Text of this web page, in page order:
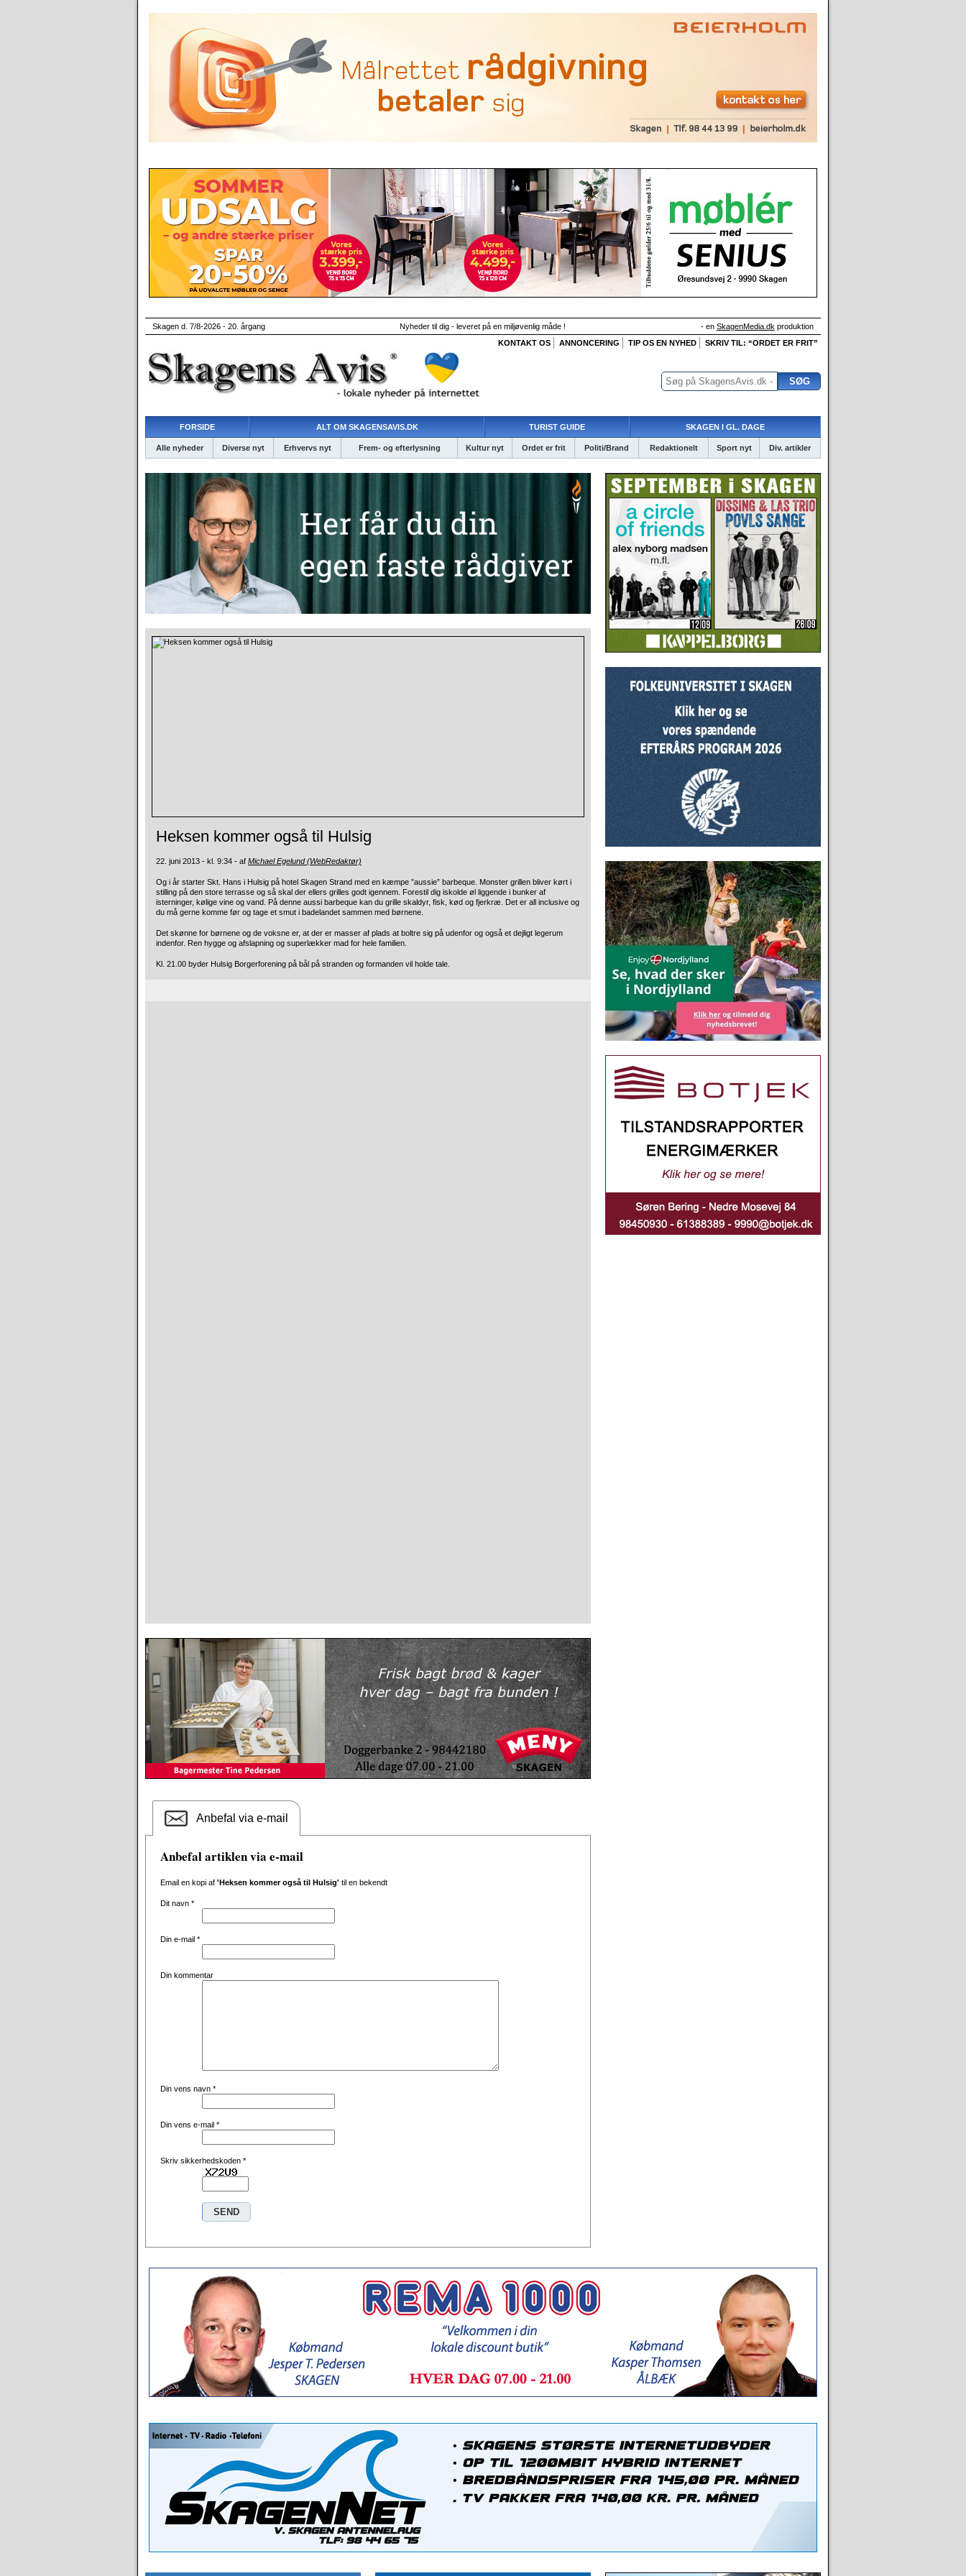
Skagen d. 7/8-2026 - 20. årgang Nyheder til dig - leveret på en miljøvenlig måde ! - en SkagenMedia.dk produktion
KONTAKT OS
ANNONCERING TIP OS EN NYHED SKRIV TIL: “ORDET ER FRIT”
FORSIDE ALT OM SKAGENSAVIS.DK TURIST GUIDE SKAGEN I GL. DAGE
Alle nyheder Diverse nyt Erhvervs nyt Frem- og efterlysning Kultur nyt Ordet er frit Politi/Brand Redaktionelt Sport nyt Div. artikler
Heksen kommer også til Hulsig
22. juni 2013 - kl. 9:34 - af Michael Egelund (WebRedaktør)
Og i år starter Skt. Hans i Hulsig på hotel Skagen Strand med en kæmpe ”aussie” barbeque. Monster grillen bliver kørt i
stilling på den store terrasse og så skal der ellers grilles godt igennem. Forestil dig iskolde øl liggende i bunker af
isterninger, kølige vine og vand. På denne aussi barbeque kan du grille skaldyr, fisk, kød og fjerkræ. Det er all inclusive og
du må gerne komme før og tage et smut i badelandet sammen med børnene.
Det skønne for børnene og de voksne er, at der er masser af plads at boltre sig på udenfor og også et dejligt legerum
indenfor. Ren hygge og afslapning og superlækker mad for hele familien.
Kl. 21.00 byder Hulsig Borgerforening på bål på stranden og formanden vil holde tale.
Anbefal via e-mail
Anbefal artiklen via e-mail
Email en kopi af 'Heksen kommer også til Hulsig' til en bekendt
Dit navn *
Din e-mail *
Din kommentar
Din vens navn *
Din vens e-mail *
Skriv sikkerhedskoden *